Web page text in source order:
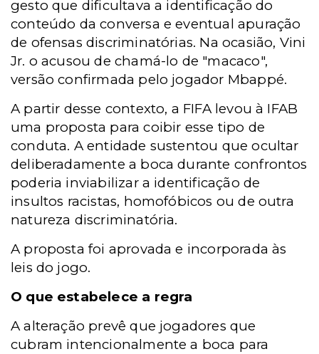
gesto que dificultava a identificação do
conteúdo da conversa e eventual apuração
de ofensas discriminatórias. Na ocasião, Vini
Jr. o acusou de chamá-lo de "macaco",
versão confirmada pelo jogador Mbappé.
A partir desse contexto, a FIFA levou à IFAB
uma proposta para coibir esse tipo de
conduta. A entidade sustentou que ocultar
deliberadamente a boca durante confrontos
poderia inviabilizar a identificação de
insultos racistas, homofóbicos ou de outra
natureza discriminatória.
A proposta foi aprovada e incorporada às
leis do jogo.
O que estabelece a regra
A alteração prevê que jogadores que
cubram intencionalmente a boca para